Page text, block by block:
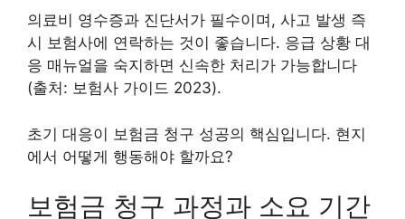
의료비 영수증과 진단서가 필수이며, 사고 발생 즉
시 보험사에 연락하는 것이 좋습니다. 응급 상황 대
응 매뉴얼을 숙지하면 신속한 처리가 가능합니다
(출처: 보험사 가이드 2023).
초기 대응이 보험금 청구 성공의 핵심입니다. 현지
에서 어떻게 행동해야 할까요?
보험금 청구 과정과 소요 기간